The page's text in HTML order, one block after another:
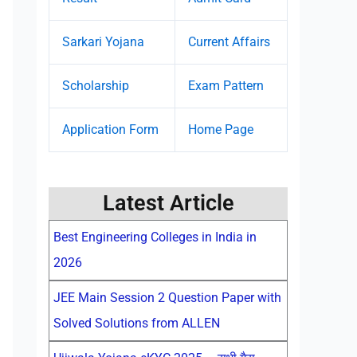
Sarkari Yojana Current Affairs
Scholarship Exam Pattern
Application Form Home Page
Latest Article
Best Engineering Colleges in India in
2026
JEE Main Session 2 Question Paper with
Solved Solutions from ALLEN